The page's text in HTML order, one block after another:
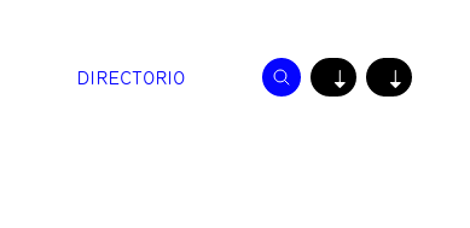
DIRECTORIO ↓ ↓